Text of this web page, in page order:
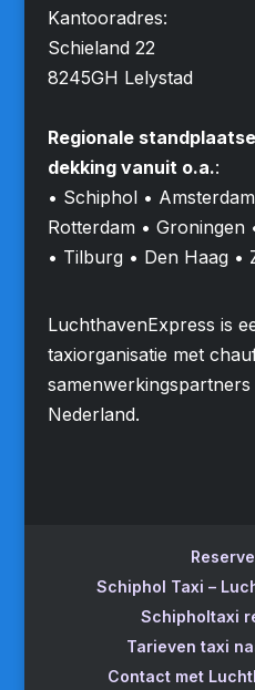
Kantooradres:
Schieland 22
8245GH Lelystad
Regionale
dekking vanuit o.a.:
• Schiphol •
Rotterdam • Groningen
• Tilburg • Den Haag •
LuchthavenExpress is
taxiorganisatie met
Nederland.
Schiphol Taxi –
Schipholtaxi
Tarieven taxi
Contact met